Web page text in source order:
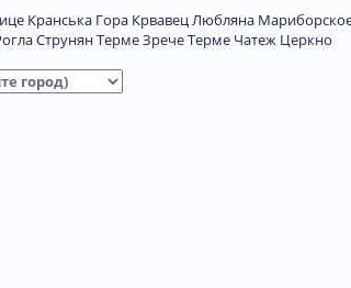
Кранська Гора КрвавецЛюбляна
СтрунянТерме ЗречеТерме Чатеж Церкно